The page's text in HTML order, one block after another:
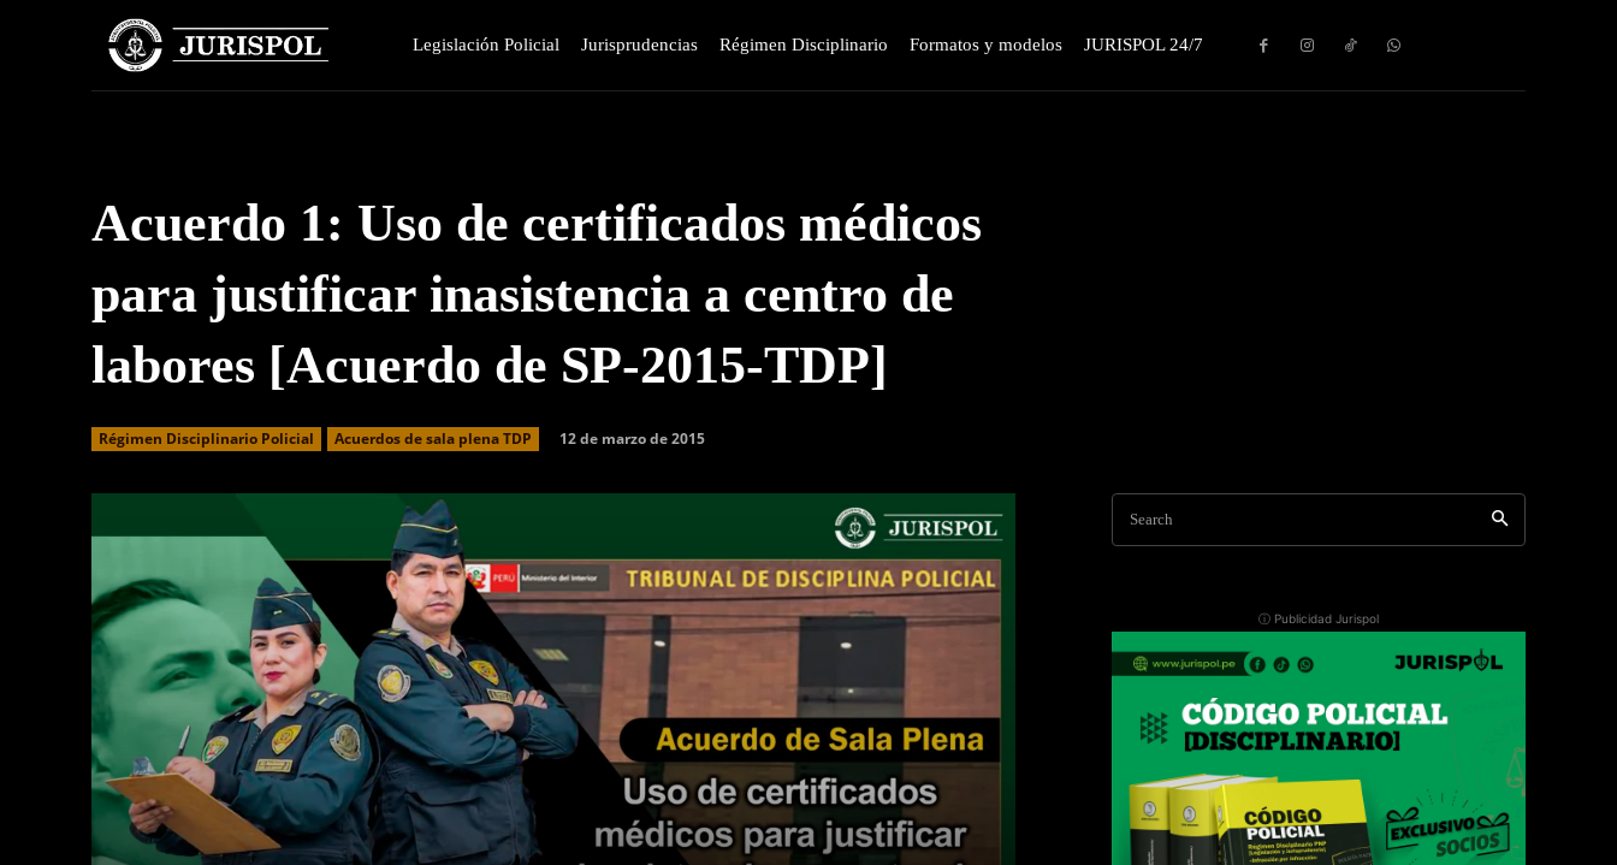
Legislación Policial Jurisprudencias Régimen Disciplinario Formatos y modelos JURISPOL 24/7
Acuerdo 1: Uso de certificados médicos
para justificar inasistencia a centro de
labores [Acuerdo de SP-2015-TDP]
Régimen Disciplinario Policial Acuerdos de sala plena TDP 12 de marzo de 2015
Search
ⓘ Publicidad Jurispol